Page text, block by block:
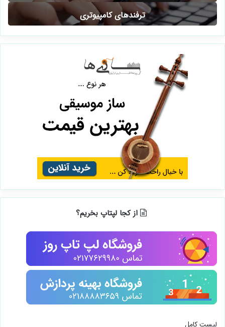
ترفندهای کامپیوتری
از کجا لپتاپ بخریم؟
لیست کامل